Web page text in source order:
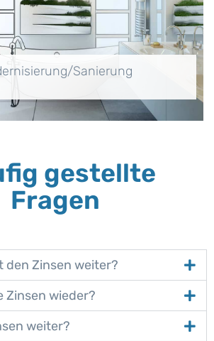
Sanierung
gestellte
Fragen
den Zinsen weiter?
Zinsen wieder?
weiter?